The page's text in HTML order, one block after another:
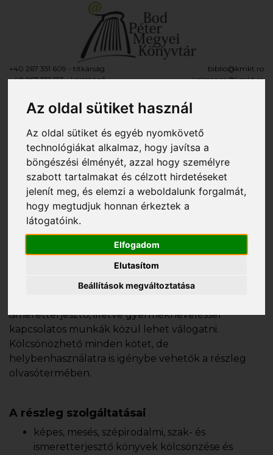
Az oldal sütiket használ
Az oldal sütiket és egyéb nyomkövető
technológiákat alkalmaz, hogy javítsa a
böngészési élményét, azzal hogy személyre
szabott tartalmakat és célzott hirdetéseket
jelenít meg, és elemzi a weboldalunk forgalmát,
hogy megtudjuk honnan érkeztek a
látogatóink.
Elfogadom
Elutasítom
Beállítások megváltoztatása
+40 267 351 609 - titkárság
biblio@kmkt.ro
+40 267 312 133 - kölcsönző
kolcsonzo@kmkt.ro
OLVASÓI FIÓK
EN
Itt vagy: » Gyermekkönyvtár
Gyermekkönyvtár
E-mail:copii@kmkt.ro
A Gyermekkönyvtárban megközelítőleg 34 000
kötet található magyar, román és idegen nyelven,
szabadpolcos elrendezésben. Verses-, képes-,
ismeretterjesztő, illetve gyermekneveléssel
kapcsolatos munkák közül lehet válogatni.
Kölcsönözhető minden kötet, de
helybenhasználatra is igénybe vehetők a részleg
olvasótermében.
A részleg szolgáltatásai
képes, mesés, szépirodalmi, szak- és
ismeretterjesztő könyvek kölcsönzése és